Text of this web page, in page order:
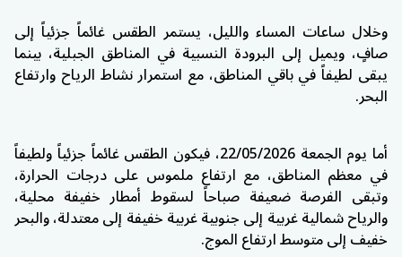
وخلال ساعات المساء والليل، يستمر الطقس غائماً جزئياً إلى
صافٍ، ويميل إلى البرودة النسبية في المناطق الجبلية، بينما
يبقى لطيفاً في باقي المناطق، مع استمرار نشاط الرياح وارتفاع
البحر.
أما يوم الجمعة 22/05/2026، فيكون الطقس غائماً جزئياً ولطيفاً
في معظم المناطق، مع ارتفاع ملموس على درجات الحرارة،
وتبقى الفرصة ضعيفة صباحاً لسقوط أمطار خفيفة محلية،
والرياح شمالية غربية إلى جنوبية غربية خفيفة إلى معتدلة، والبحر
خفيف إلى متوسط ارتفاع الموج.